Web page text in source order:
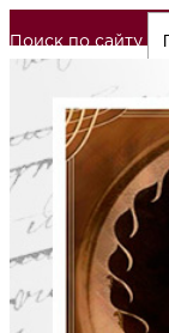
Поиск по сайту